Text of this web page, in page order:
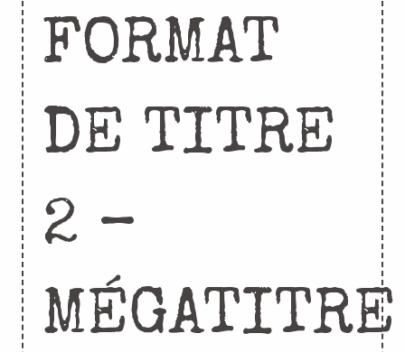
FORMAT
DE TITRE
2 –
MÉGATITRE